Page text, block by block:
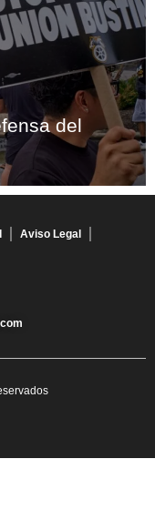
del
Aviso Legal